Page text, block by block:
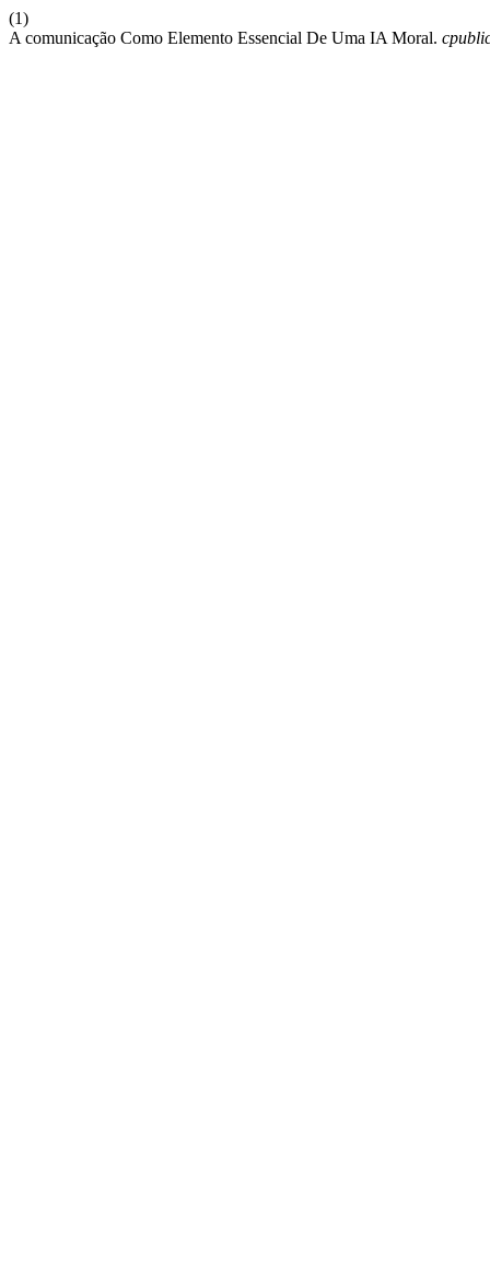
(1)
A comunicação Como Elemento Essencial De Uma IA Moral.